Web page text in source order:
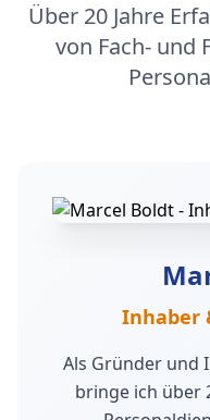
Über 20 Jahre
von Fach- und
Inhaber
Als Gründer und
bringe ich über